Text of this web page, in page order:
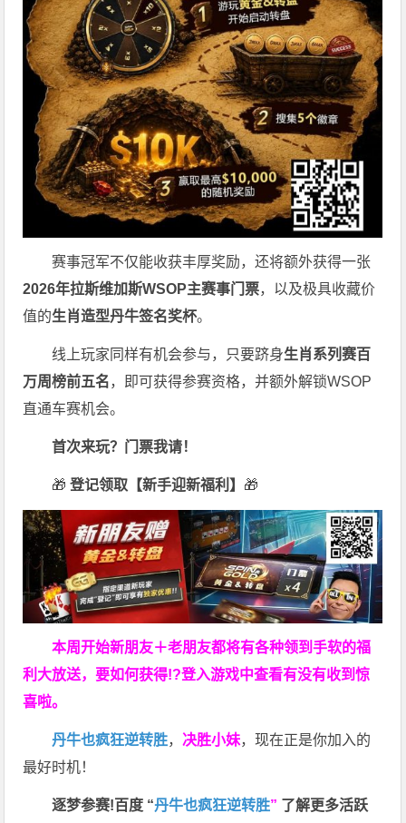
赛事冠军不仅能收获丰厚奖励，还将额外获得一张
2026年拉斯维加斯WSOP主赛事门票，以及极具收藏价
值的生肖造型丹牛签名奖杯。
线上玩家同样有机会参与，只要跻身生肖系列赛百
万周榜前五名，即可获得参赛资格，并额外解锁WSOP
直通车赛机会。
首次来玩？门票我请！
🎁 登记领取【新手迎新福利】 🎁
本周开始新朋友＋老朋友都将有各种领到手软的福
利大放送，要如何获得!?登入游戏中查看有没有收到惊
喜啦。
丹牛也疯狂逆转胜， 决胜小妹，现在正是你加入的
最好时机！
逐梦参赛!百度 “丹牛也疯狂逆转胜” 了解更多活跃